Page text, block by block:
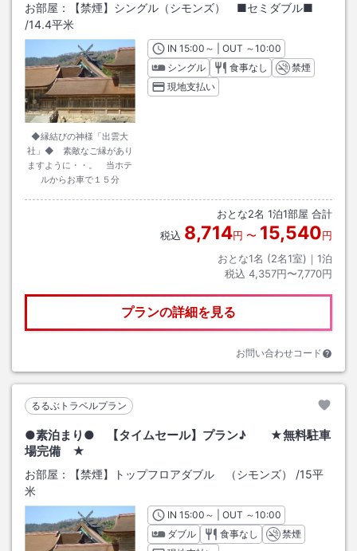
お部屋：
【禁煙】シングル（シモンズ） ■セミダブル■
/14.4平米
◆縁結びの神様「出雲大
社」◆ 素敵なご縁があり
ますように・・。 当ホテ
ルからお車で１５分
INチェックイン
15:00 ～ | OUT チェックアウト
～10:00
シングル
食事なし
禁煙
現地支払い
おとな2名 1泊1部屋 合計
税込 8,714円 〜 15,540円
おとな1名 (2名1室)｜ 1泊
税込 4,357円〜7,770円
プランの詳細を見る
お問い合わせコード
るるぶトラベルプラン
●素泊まり● 【タイムセール】プラン♪ ★無料駐車
場完備 ★
お部屋： 【禁煙】トップフロアダブル （シモンズ） /15平
米
INチェックイン
15:00 ～ | OUT チェックアウト
～10:00
ダブル
食事なし
禁煙